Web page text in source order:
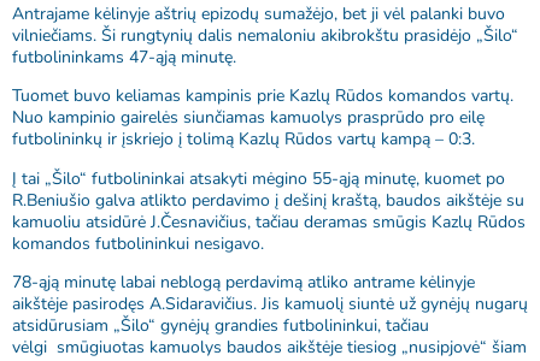
Antrajame kėlinyje aštrių epizodų sumažėjo, bet ji vėl palanki buvo
vilniečiams. Ši rungtynių dalis nemaloniu akibrokštu prasidėjo „Šilo“
futbolininkams 47-ąją minutę.
Tuomet buvo keliamas kampinis prie Kazlų Rūdos komandos vartų.
Nuo kampinio gairelės siunčiamas kamuolys prasprūdo pro eilę
futbolininkų ir įskriejo į tolimą Kazlų Rūdos vartų kampą – 0:3.
Į tai „Šilo“ futbolininkai atsakyti mėgino 55-ąją minutę, kuomet po
R.Beniušio galva atlikto perdavimo į dešinį kraštą, baudos aikštėje su
kamuoliu atsidūrė J.Česnavičius, tačiau deramas smūgis Kazlų Rūdos
komandos futbolininkui nesigavo.
78-ąją minutę labai neblogą perdavimą atliko antrame kėlinyje
aikštėje pasirodęs A.Sidaravičius. Jis kamuolį siuntė už gynėjų nugarų
atsidūrusiam „Šilo“ gynėjų grandies futbolininkui, tačiau
vėlgi smūgiuotas kamuolys baudos aikštėje tiesiog „nusipjovė“ šiam